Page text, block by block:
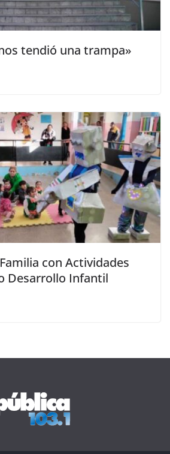
tendió una trampa»
con Actividades
Desarrollo Infantil